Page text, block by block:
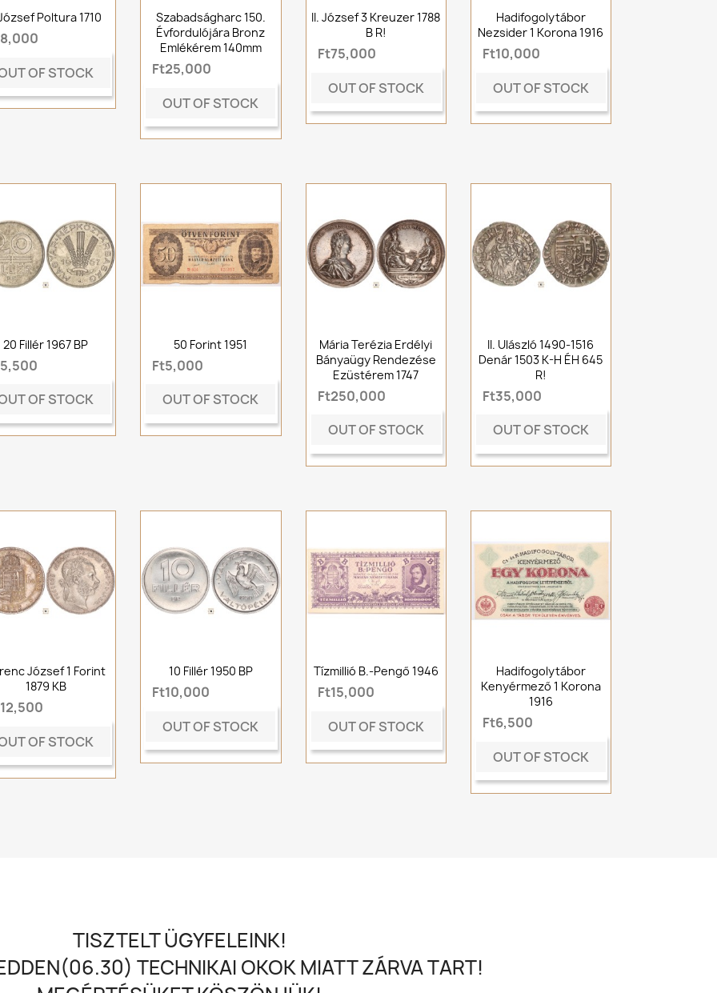
Poltura 1710
OF STOCK
Szabadságharc 150.
Évfordulójára Bronz
Emlékérem 140mm
Ft25,000
OUT OF STOCK
II. József 3 Kreuzer 1788
B R!
Ft75,000
OUT OF STOCK
Hadifogolytábor
Nezsider 1 Korona 1916
Ft10,000
OUT OF STOCK
20 Fillér 1967 BP
OF STOCK
50 Forint 1951
Ft5,000
OUT OF STOCK
Mária Terézia Erdélyi
Bányaügy Rendezése
Ezüstérem 1747
Ft250,000
OUT OF STOCK
II. Ulászló 1490-1516
Denár 1503 K-H ÉH 645
R!
Ft35,000
OUT OF STOCK
József 1 Forint
1879 KB
OF STOCK
10 Fillér 1950 BP
Ft10,000
OUT OF STOCK
Tízmillió B.-Pengő 1946
Ft15,000
OUT OF STOCK
Hadifogolytábor
Kenyérmező 1 Korona
1916
Ft6,500
OUT OF STOCK
TISZTELT ÜGYFELEINK!
TECHNIKAI OKOK MIATT ZÁRVA TART!